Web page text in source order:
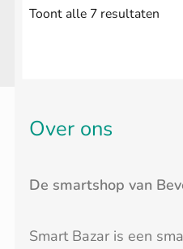
Toont alle 7 resultaten
Over ons
De smartshop van
Smart Bazar is een